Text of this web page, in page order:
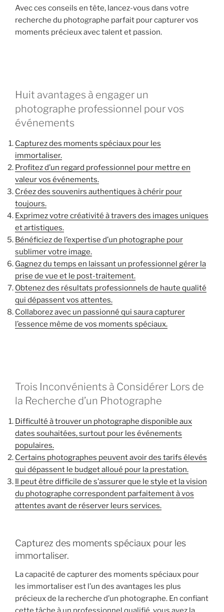
Avec ces conseils en tête, lancez-vous dans votre
recherche du photographe parfait pour capturer vos
moments précieux avec talent et passion.
Huit avantages à engager un
photographe professionnel pour vos
événements
Capturez des moments spéciaux pour les
immortaliser.
Profitez d’un regard professionnel pour mettre en
valeur vos événements.
Créez des souvenirs authentiques à chérir pour
toujours.
Exprimez votre créativité à travers des images uniques
et artistiques.
Bénéficiez de l’expertise d’un photographe pour
sublimer votre image.
Gagnez du temps en laissant un professionnel gérer la
prise de vue et le post-traitement.
Obtenez des résultats professionnels de haute qualité
qui dépassent vos attentes.
Collaborez avec un passionné qui saura capturer
l’essence même de vos moments spéciaux.
Trois Inconvénients à Considérer Lors de
la Recherche d’un Photographe
Difficulté à trouver un photographe disponible aux
dates souhaitées, surtout pour les événements
populaires.
Certains photographes peuvent avoir des tarifs élevés
qui dépassent le budget alloué pour la prestation.
Il peut être difficile de s’assurer que le style et la vision
du photographe correspondent parfaitement à vos
attentes avant de réserver leurs services.
Capturez des moments spéciaux pour les
immortaliser.
La capacité de capturer des moments spéciaux pour
les immortaliser est l’un des avantages les plus
précieux de la recherche d’un photographe. En confiant